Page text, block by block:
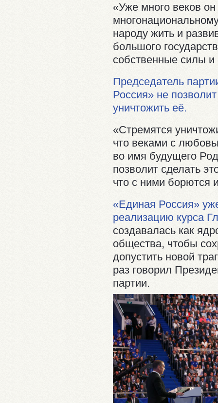
«Уже много веков
народу жить и
большого
собственные силы
Председатель
Россия» не
уничтожить её.
«Стремятся
что веками с
во имя будущего
позволит сделать
что с ними
«Единая Россия»
реализацию курса
создавалась как
общества, чтобы
допустить новой
раз говорил
партии.